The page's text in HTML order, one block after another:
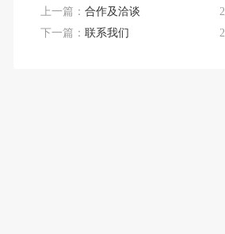
上一篇： 合作及洽谈
下一篇： 联系我们